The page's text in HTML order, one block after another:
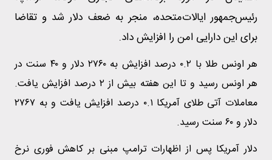
رئیس‌جمهور ایالات‌متحده، منجر به ضعف دلار شد و تقاضا
برای این دارایی امن را افزایش داد.
هر اونس طلا با ۰.۲ درصد افزایش به ۲۷۶۰ دلار و ۴۰ سنت در
هر اونس رسید و تا این هفته بیش از ۲ درصد افزایش یافت.
معاملات آتی طلای آمریکا ۰.۱ درصد افزایش یافت و به ۲۷۶۷
دلار و ۶۰ سنت رسید.
دلار آمریکا پس از اظهارات ترامپ مبنی بر کاهش فوری نرخ